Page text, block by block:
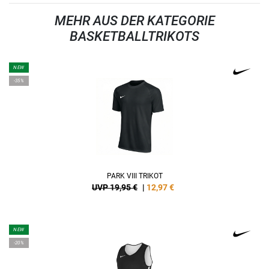
MEHR AUS DER KATEGORIE
BASKETBALLTRIKOTS
NEW
-35%
PARK VIII TRIKOT
UVP 19,95 € | 12,97€
NEW
-20%